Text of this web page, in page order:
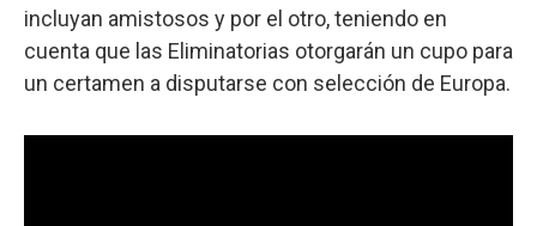
incluyan amistosos y por el otro, teniendo en
cuenta que las Eliminatorias otorgarán un cupo para
un certamen a disputarse con selección de Europa.